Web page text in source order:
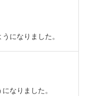
になりました。
なりました。